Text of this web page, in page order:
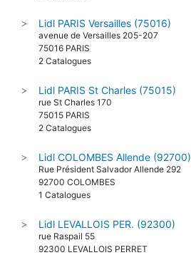
> Lidl PARIS Versailles (75016)
avenue de Versailles 205-207
75016 PARIS
2 Catalogues
> Lidl PARIS St Charles (75015)
rue St Charles 170
75015 PARIS
2 Catalogues
> Lidl COLOMBES Allende (92700)
Rue Président Salvador Allende 292
92700 COLOMBES
1 Catalogues
> Lidl LEVALLOIS PER. (92300)
rue Raspail 55
92300 LEVALLOIS PERRET